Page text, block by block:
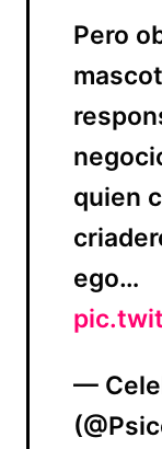
Pero
quien
ego…
—